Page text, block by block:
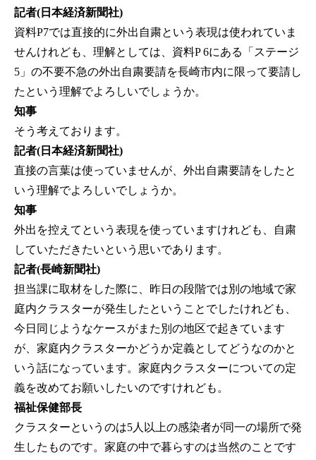
記者(日本経済新聞社)
資料P7では直接的に外出自粛という表現は使われていま
せんけれども、理解としては、資料P 6にある「ステージ
5」の不要不急の外出自粛要請を長崎市内に限って要請し
たという理解でよろしいでしょうか。
知事
そう考えております。
記者(日本経済新聞社)
直接の言葉は使っていませんが、外出自粛要請をしたと
いう理解でよろしいでしょうか。
知事
外出を控えてという表現を使っていますけれども、自粛
していただきたいという思いであります。
記者(長崎新聞社)
担当課に取材をした際に、昨日の段階では別の地域で家
庭内クラスターが発生したということでしたけれども、
今日同じようなケースがまた別の地区で起きています
が、家庭内クラスターかどうか定義としてどうなのかと
いう話になっています。家庭内クラスターについての定
義を改めてお願いしたいのですけれども。
福祉保健部長
クラスターというのは5人以上の感染者が同一の場所で発
生したものです。家庭の中で暮らすのは当然のことです